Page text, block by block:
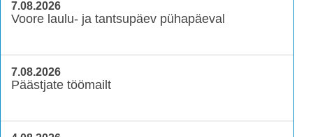
7.08.2026
Voore laulu- ja tantsupäev pühapäeval
7.08.2026
Päästjate töömailt